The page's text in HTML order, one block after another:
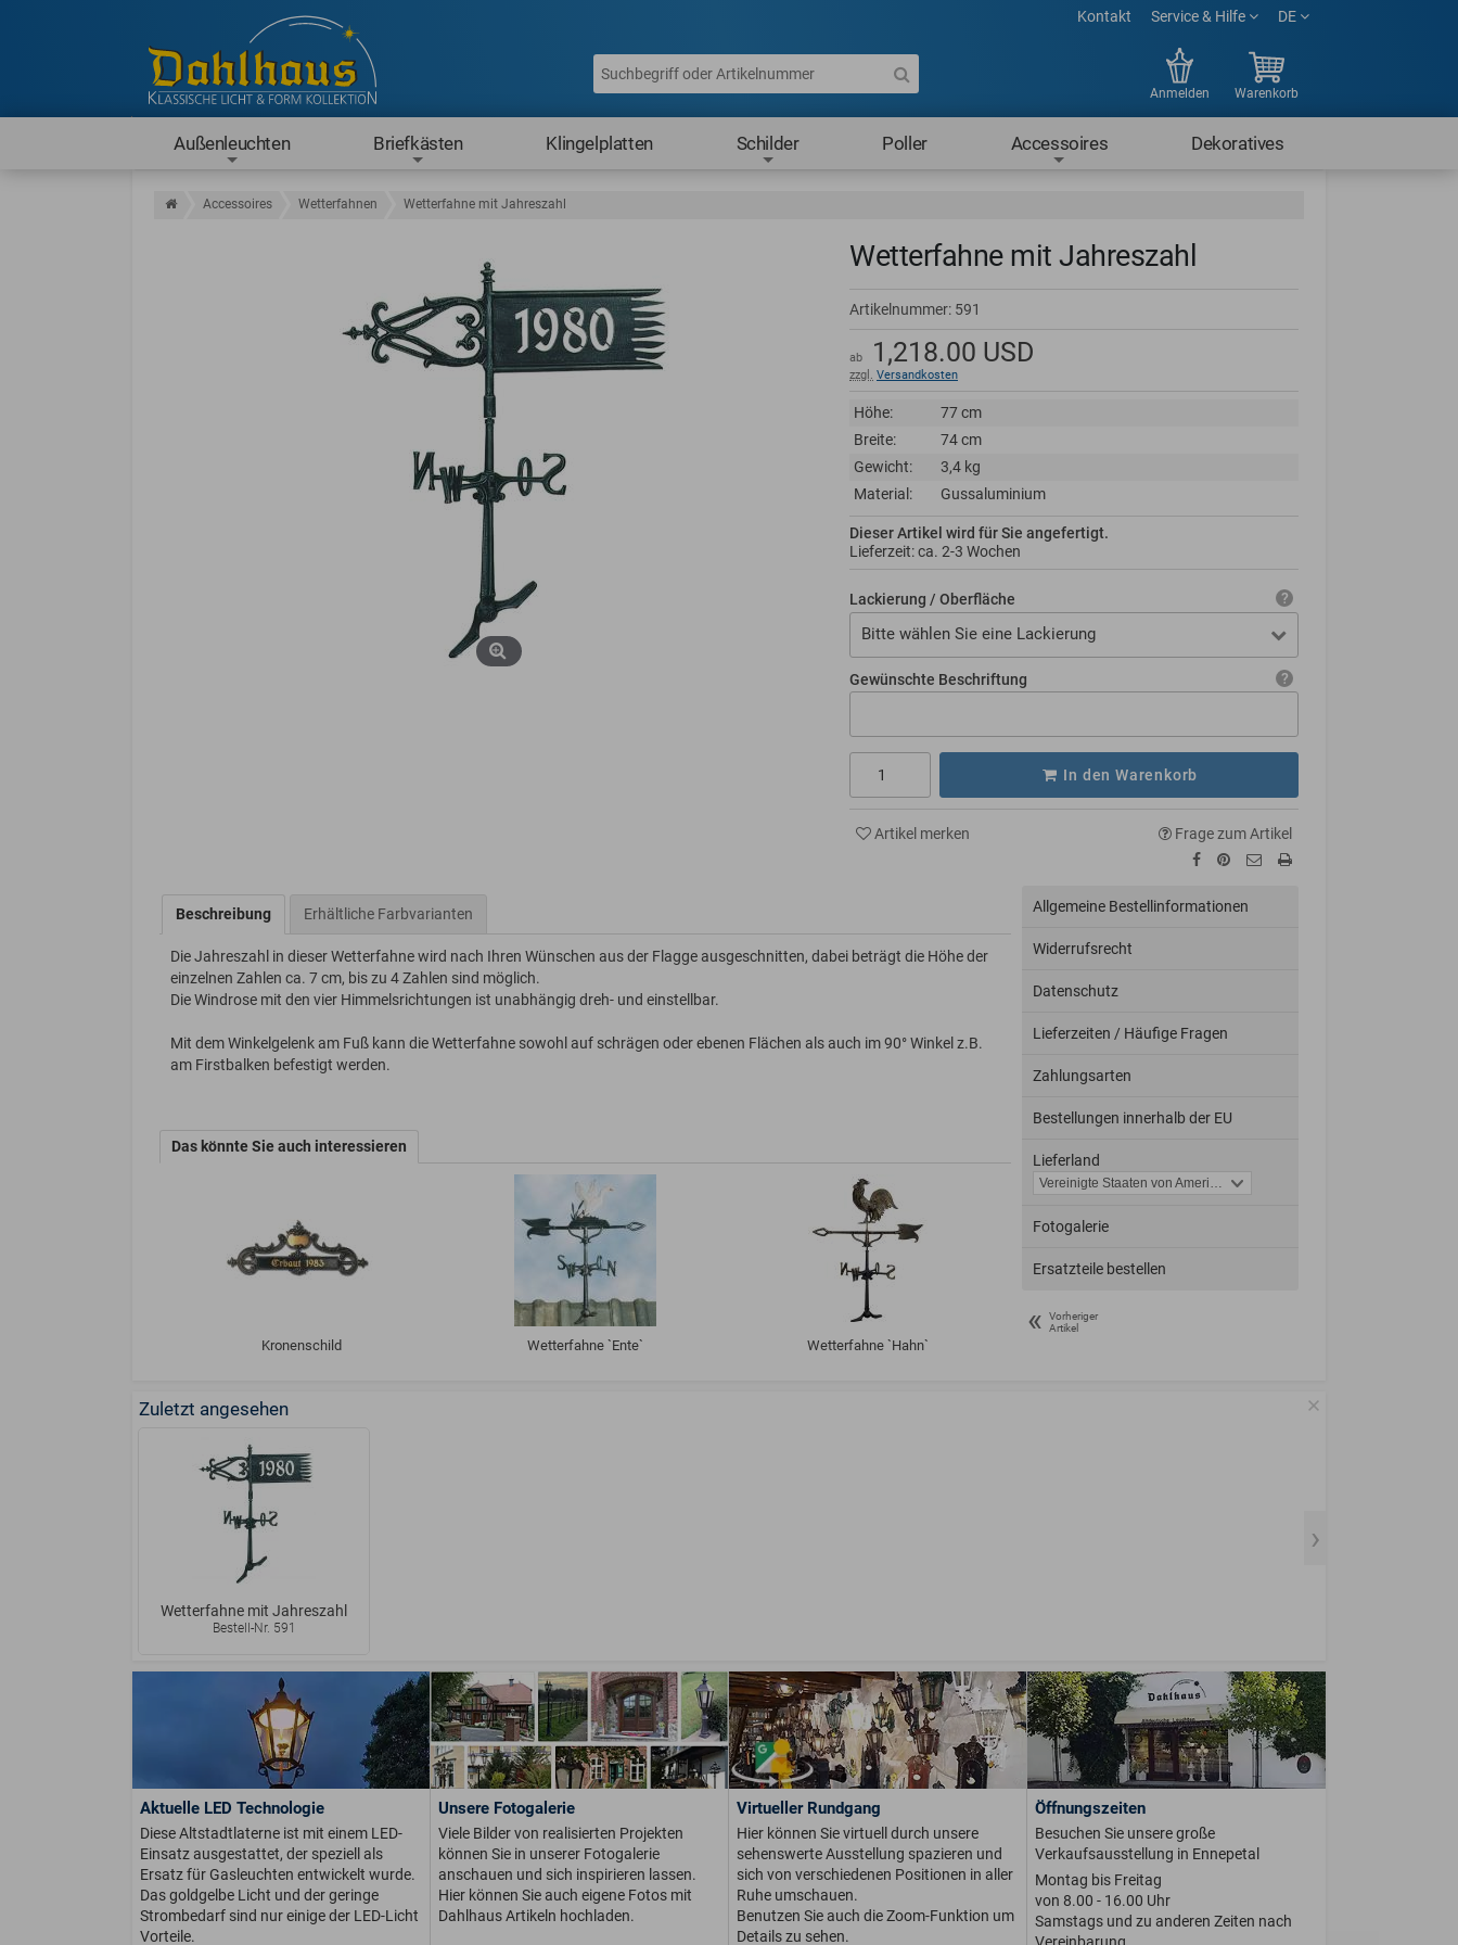
Kontakt Service & Hilfe DE
Anmelden Warenkorb
Außenleuchten Briefkästen Klingelplatten Schilder Poller Accessoires Dekoratives
Accessoires Wetterfahnen Wetterfahne mit Jahreszahl
Wetterfahne mit Jahreszahl
Artikelnummer: 591
ab 1,218.00 USD
zzgl. Versandkosten
Höhe:
77 cm
Breite:
74 cm
Gewicht:
3,4 kg
Material:
Gussaluminium
Dieser Artikel wird für Sie angefertigt.
Lieferzeit: ca. 2-3 Wochen
Lackierung / Oberfläche
Bitte wählen Sie eine Lackierung
Gewünschte Beschriftung
In den Warenkorb
Artikel merken Frage zum Artikel
Beschreibung Erhältliche Farbvarianten
Die Jahreszahl in dieser Wetterfahne wird nach Ihren Wünschen aus der Flagge ausgeschnitten, dabei beträgt die Höhe der
einzelnen Zahlen ca. 7 cm, bis zu 4 Zahlen sind möglich.
Die Windrose mit den vier Himmelsrichtungen ist unabhängig dreh- und einstellbar.
Mit dem Winkelgelenk am Fuß kann die Wetterfahne sowohl auf schrägen oder ebenen Flächen als auch im 90° Winkel z.B.
am Firstbalken befestigt werden.
Das könnte Sie auch interessieren
Kronenschild Wetterfahne `Ente` Wetterfahne `Hahn`
Allgemeine Bestellinformationen
Widerrufsrecht
Datenschutz
Lieferzeiten / Häufige Fragen
Zahlungsarten
Bestellungen innerhalb der EU
Lieferland
Fotogalerie
Ersatzteile bestellen
«
Vorheriger
Artikel
Zuletzt angesehen
Wetterfahne mit Jahreszahl
Bestell-Nr. 591
Aktuelle LED Technologie
Diese Altstadtlaterne ist mit einem LED-
Einsatz ausgestattet, der speziell als
Ersatz für Gasleuchten entwickelt wurde.
Das goldgelbe Licht und der geringe
Strombedarf sind nur einige der LED-Licht
Vorteile.
Unsere Fotogalerie
Viele Bilder von realisierten Projekten
können Sie in unserer Fotogalerie
anschauen und sich inspirieren lassen.
Hier können Sie auch eigene Fotos mit
Dahlhaus Artikeln hochladen.
Virtueller Rundgang
Hier können Sie virtuell durch unsere
sehenswerte Ausstellung spazieren und
sich von verschiedenen Positionen in aller
Ruhe umschauen.
Benutzen Sie auch die Zoom-Funktion um
Details zu sehen.
Öffnungszeiten
Besuchen Sie unsere große
Verkaufsausstellung in Ennepetal
Montag bis Freitag
von 8.00 - 16.00 Uhr
Samstags und zu anderen Zeiten nach